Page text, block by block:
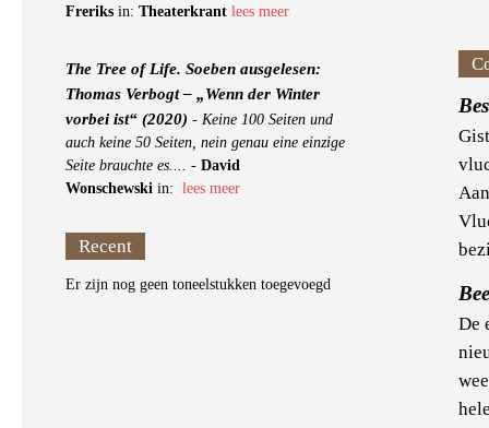
Freriks in: Theaterkrant lees meer
The Tree of Life. Soeben ausgelesen:
Thomas Verbogt – „Wenn der Winter
vorbei ist“ (2020) - Keine 100 Seiten und
auch keine 50 Seiten, nein genau eine einzige
Seite brauchte es.... - David
Wonschewski in: lees meer
Recent
Er zijn nog geen toneelstukken toegevoegd
De